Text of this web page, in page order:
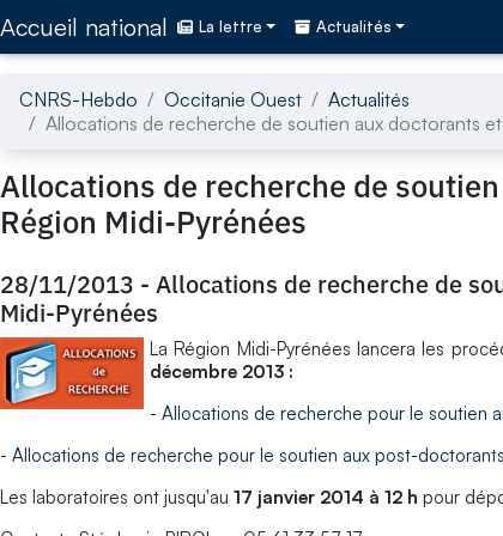
Accueil national La lettre Actualités
CNRS-Hebdo Occitanie Ouest
Actualités
Allocations de recherche de soutien aux doctorants
Allocations de recherche de
Région Midi-Pyrénées
28/11/2013 - Allocations de recherche de
Midi-Pyrénées
La Région Midi-Pyrénées lancera les
décembre 2013 :
- Allocations de recherche pour le soutien
- Allocations de recherche pour le soutien aux post-
Les laboratoires ont jusqu'au 17 janvier 2014 à 12 h pour